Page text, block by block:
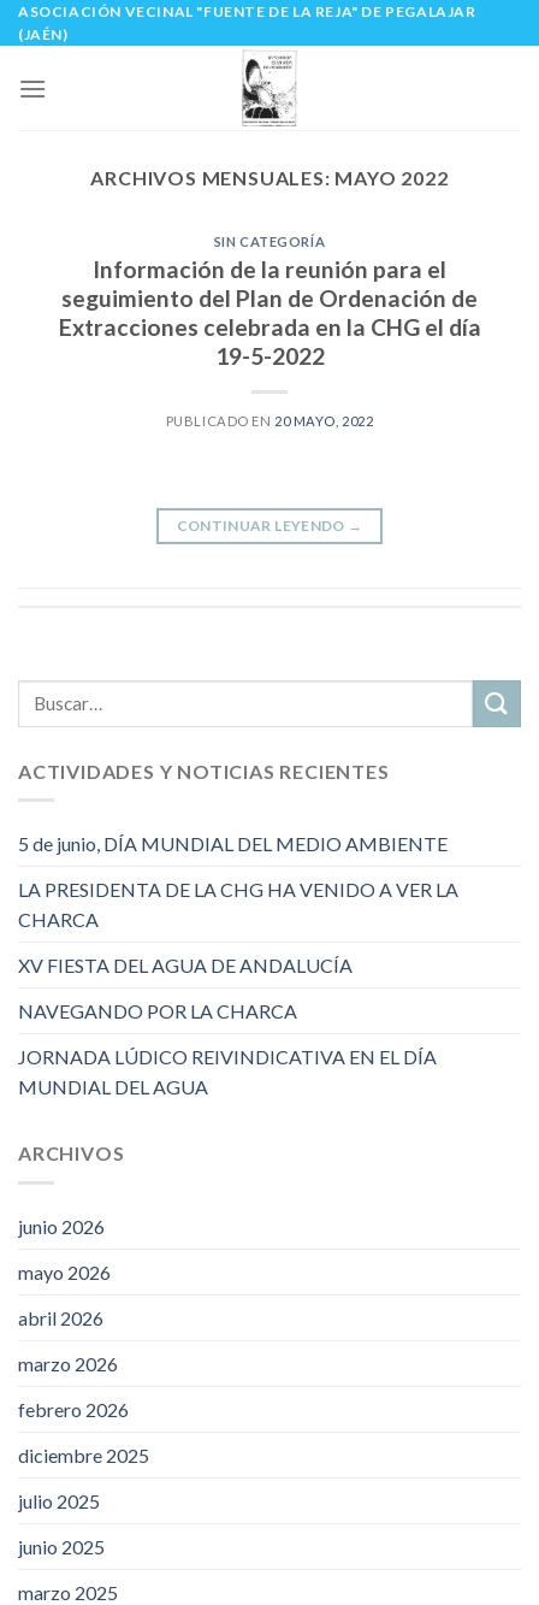
Skip
to
content
ASOCIACIÓN VECINAL "FUENTE DE LA REJA" DE PEGALAJAR
(JAÉN)
ARCHIVOS MENSUALES: MAYO 2022
SIN CATEGORÍA
Información de la reunión para el
seguimiento del Plan de Ordenación de
Extracciones celebrada en la CHG el día
19-5-2022
PUBLICADO EN 20 MAYO, 2022
CONTINUAR LEYENDO →
ACTIVIDADES Y NOTICIAS RECIENTES
5 de junio, DÍA MUNDIAL DEL MEDIO AMBIENTE
LA PRESIDENTA DE LA CHG HA VENIDO A VER LA
CHARCA
XV FIESTA DEL AGUA DE ANDALUCÍA
NAVEGANDO POR LA CHARCA
JORNADA LÚDICO REIVINDICATIVA EN EL DÍA
MUNDIAL DEL AGUA
ARCHIVOS
junio 2026
mayo 2026
abril 2026
marzo 2026
febrero 2026
diciembre 2025
julio 2025
junio 2025
marzo 2025